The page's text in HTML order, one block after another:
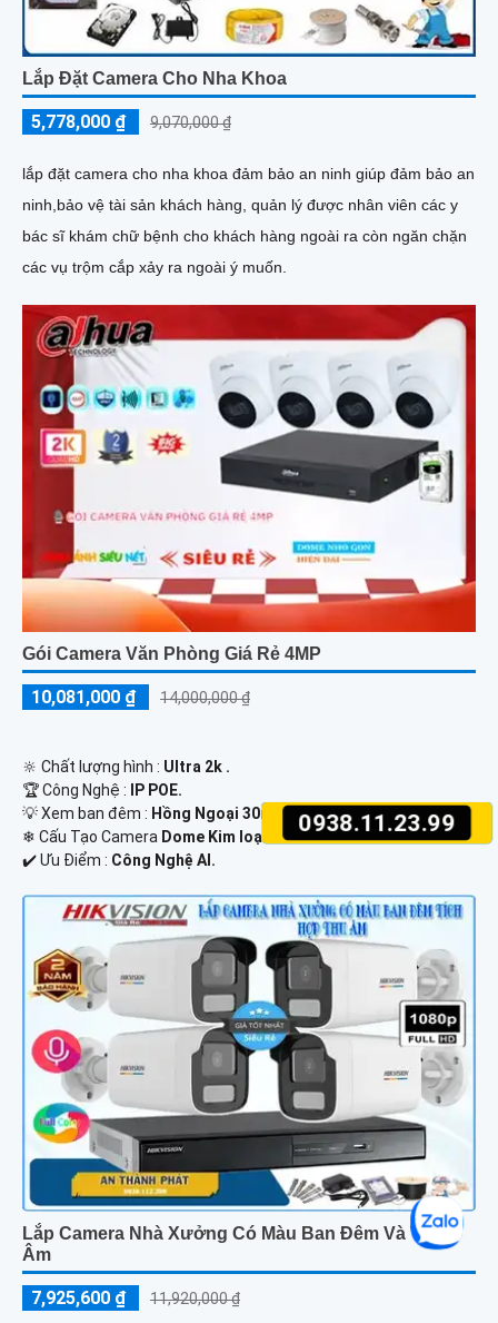
0938.11.23.99
Lắp Đặt Camera Cho Nha Khoa
5,778,000 ₫ 9,070,000 ₫
lắp đặt camera cho nha khoa đảm bảo an ninh giúp đảm bảo an
ninh,bảo vệ tài sản khách hàng, quản lý được nhân viên các y
bác sĩ khám chữ bệnh cho khách hàng ngoài ra còn ngăn chặn
các vụ trộm cắp xảy ra ngoài ý muốn.
Gói Camera Văn Phòng Giá Rẻ 4MP
10,081,000 ₫ 14,000,000 ₫
🔆 Chất lượng hình : Ultra 2k .
🏆 Công Nghệ :
IP POE.
💡 Xem ban đêm : Hồng Ngoại 30m Hồng Ngoại Smart IR.
❄ Cấu Tạo Camera Dome Kim loại.
️✔️ Ưu Điểm : Công Nghệ AI.
Lắp Camera Nhà Xưởng Có Màu Ban Đêm Và Thu
Âm
7,925,600 ₫ 11,920,000 ₫